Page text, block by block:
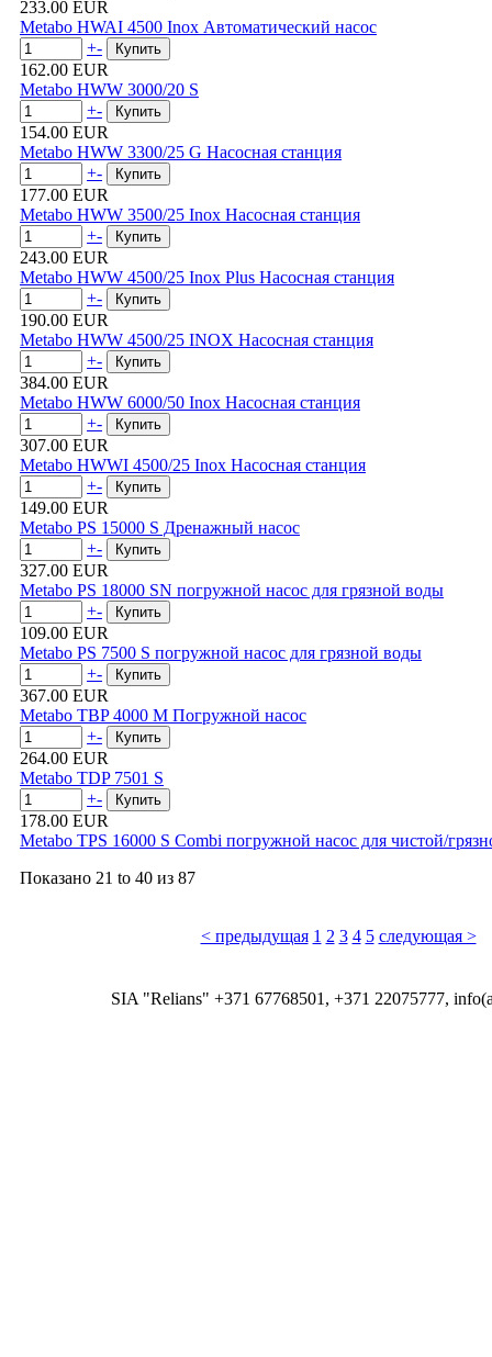
233.00 EUR
Metabo HWAI 4500 Inox Автоматический насос
+-
162.00 EUR
Metabo HWW 3000/20 S
+-
154.00 EUR
Metabo HWW 3300/25 G Насосная станция
+-
177.00 EUR
Metabo HWW 3500/25 Inox Насосная станция
+-
243.00 EUR
Metabo HWW 4500/25 Inox Plus Насосная станция
+-
190.00 EUR
Metabo HWW 4500/25 INOX Насосная станция
+-
384.00 EUR
Metabo HWW 6000/50 Inox Насосная станция
+-
307.00 EUR
Metabo HWWI 4500/25 Inox Насосная станция
+-
149.00 EUR
Metabo PS 15000 S Дренажный насос
+-
327.00 EUR
Metabo PS 18000 SN погружной насос для грязной воды
+-
109.00 EUR
Metabo PS 7500 S погружной насос для грязной воды
+-
367.00 EUR
Metabo TBP 4000 M Погружной насос
+-
264.00 EUR
Metabo TDP 7501 S
+-
178.00 EUR
Metabo TPS 16000 S Combi погружной насос для чистой/
Показано 21 to 40 из 87
< предыдущая 1 2 3 4 5 следующая >
SIA "Relians" +371 67768501, +371 22075777,